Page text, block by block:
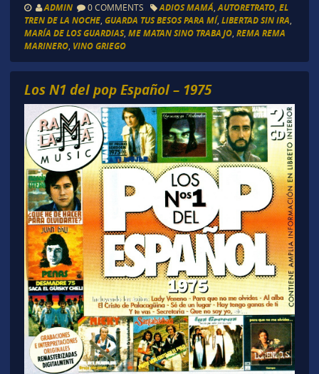
ADMIN 0 COMMENTS ADIOS MAMÁ AUTORETRATO, EL
TREN DE LA NOCHE, GUARDA TUS BESOS PARA MÍ, LIBERTAD SIN IRA
MARÍA DE LOS GUARDIAS, ME MATAN SINO TRABAJO, REMA REMA
MARINERO, VINO GRIEGO
Los N1 del pop Español – 1975